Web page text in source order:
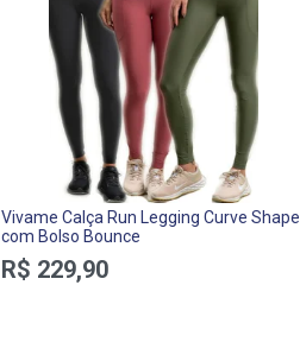
Vivame Calça Run Legging Curve Shape
com Bolso Bounce
R$ 229,90